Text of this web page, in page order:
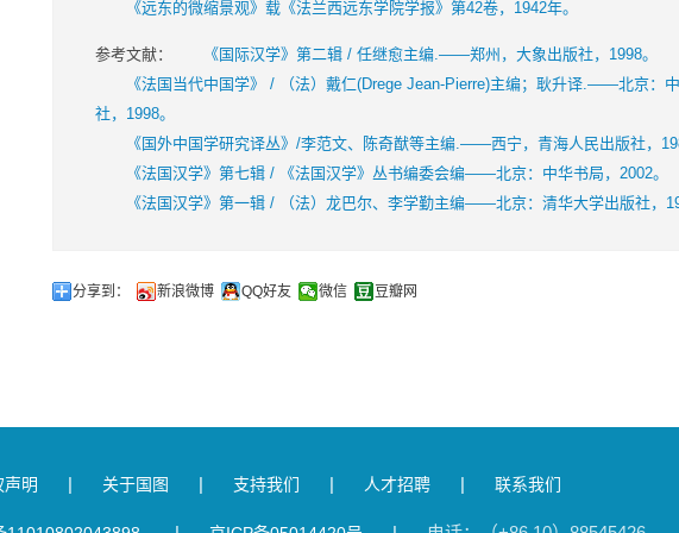
《远东的微缩景观》载《法兰西远东学院学报》第42卷，1942年。
参考文献：
《国际汉学》第二辑 / 任继愈主编.——郑州，大象出版社，1998。
《法国当代中国学》 / （法）戴仁(Drege Jean-Pierre)主编；耿升译.——北京：中
社，1998。
《国外中国学研究译丛》/李范文、陈奇猷等主编.——西宁，青海人民出版社，
《法国汉学》第七辑 / 《法国汉学》丛书编委会编——北京：中华书局，2002。
《法国汉学》第一辑 / （法）龙巴尔、李学勤主编——北京：清华大学出版社，
分享到： 新浪微博 QQ好友 微信 豆瓣网
声明 | 关于国图 | 支持我们 | 人才招聘 | 联系我们